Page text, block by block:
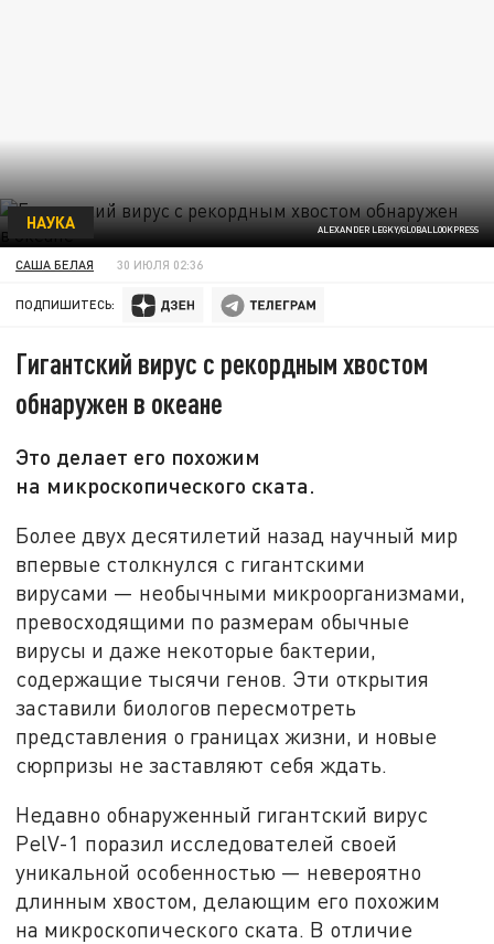
ALEXANDER LEGKY/GLOBALLOOKPRESS
НАУКА
САША БЕЛАЯ 30 ИЮЛЯ 02:36
ПОДПИШИТЕСЬ:
Гигантский вирус с рекордным хвостом
обнаружен в океане
Это делает его похожим
на микроскопического ската.
Более двух десятилетий назад научный мир
впервые столкнулся с гигантскими
вирусами — необычными микроорганизмами,
превосходящими по размерам обычные
вирусы и даже некоторые бактерии,
содержащие тысячи генов. Эти открытия
заставили биологов пересмотреть
представления о границах жизни, и новые
сюрпризы не заставляют себя ждать.
Недавно обнаруженный гигантский вирус
PelV-1 поразил исследователей своей
уникальной особенностью — невероятно
длинным хвостом, делающим его похожим
на микроскопического ската. В отличие